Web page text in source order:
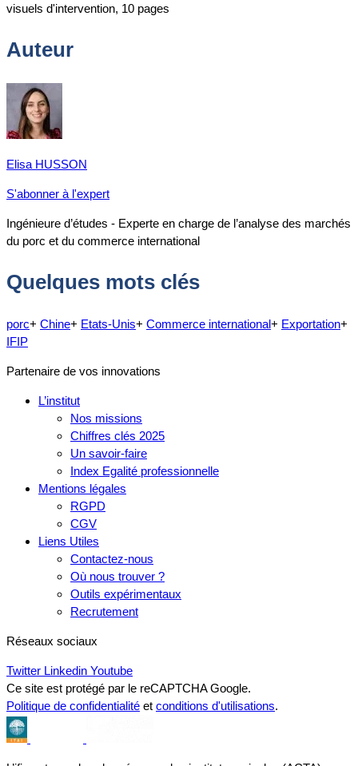
visuels d'intervention, 10 pages
Auteur
Elisa HUSSON
S'abonner à l'expert
Ingénieure d’études - Experte en charge de l’analyse des marchés
du porc et du commerce international
Quelques mots clés
porc+ Chine+ Etats-Unis+ Commerce international+ Exportation+
IFIP
Partenaire de vos innovations
L’institut
Nos missions
Chiffres clés 2025
Un savoir-faire
Index Egalité professionnelle
Mentions légales
RGPD
CGV
Liens Utiles
Contactez-nous
Où nous trouver ?
Outils expérimentaux
Recrutement
Réseaux sociaux
Twitter Linkedin Youtube
Ce site est protégé par le reCAPTCHA Google.
Politique de confidentialité et conditions d'utilisations.